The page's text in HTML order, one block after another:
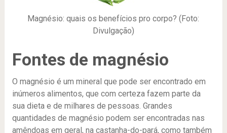
Magnésio: quais os benefícios pro corpo? (Foto:
Divulgação)
Fontes de magnésio
O magnésio é um mineral que pode ser encontrado em
inúmeros alimentos, que com certeza fazem parte da
sua dieta e de milhares de pessoas. Grandes
quantidades de magnésio podem ser encontradas nas
amêndoas em geral, na castanha-do-pará, como também